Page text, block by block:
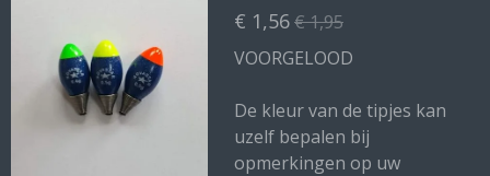
€ 1,56€ 1,95
VOORGELOOD
De kleur van de tipjes kan
uzelf bepalen bij
opmerkingen op uw